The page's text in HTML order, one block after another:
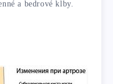
a bedrové kĺby.